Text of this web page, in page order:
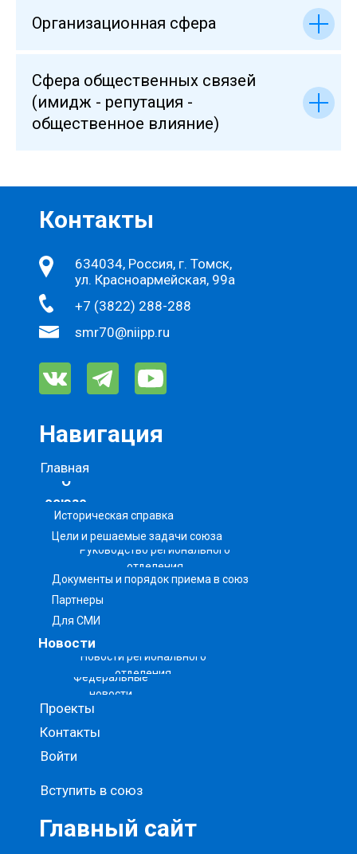
Организационная сфера
Сфера общественных связей
(имидж - репутация -
общественное влияние)
634034, Россия, г. Томск,
ул. Красноармейская, 99а
+7 (3822) 288-288
Главный сайт
smr70@niipp.ru
Контакты
О
союзе
Новости
Проекты
Контакты
Навигация
Главная
Войти
Вступить в союз
Историческая справка
Цели и решаемые задачи союза
Руководство регионального
отделения
Документы и порядок приема в союз
Партнеры
Для СМИ
Новости регионального
отделения
Федеральные
новости